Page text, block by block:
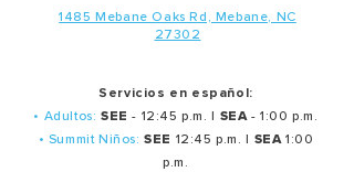
1485 Mebane Oaks Rd, Mebane, NC
27302
Servicios en español:
• Adultos:SEE - 12:45 p.m. | SEA- 1:00 p.m.
• Summit Niños:SEE 12:45 p.m. | SEA1:00
p.m.